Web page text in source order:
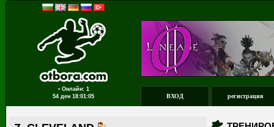
▪ Онлайн: 1
54 ден 18:01:05 ВХОД регистрация